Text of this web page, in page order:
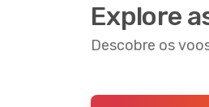
Explore
Descobre os